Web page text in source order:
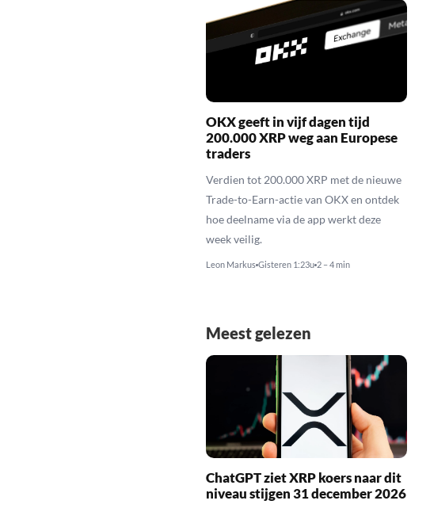
OKX geeft in vijf dagen tijd
200.000 XRP weg aan Europese
traders
Verdien tot 200.000 XRP met de nieuwe
Trade-to-Earn-actie van OKX en ontdek
hoe deelname via de app werkt deze
week veilig.
Leon Markus Gisteren 1:23u 2 – 4 min
Meest gelezen
ChatGPT ziet XRP koers naar dit
niveau stijgen 31 december 2026